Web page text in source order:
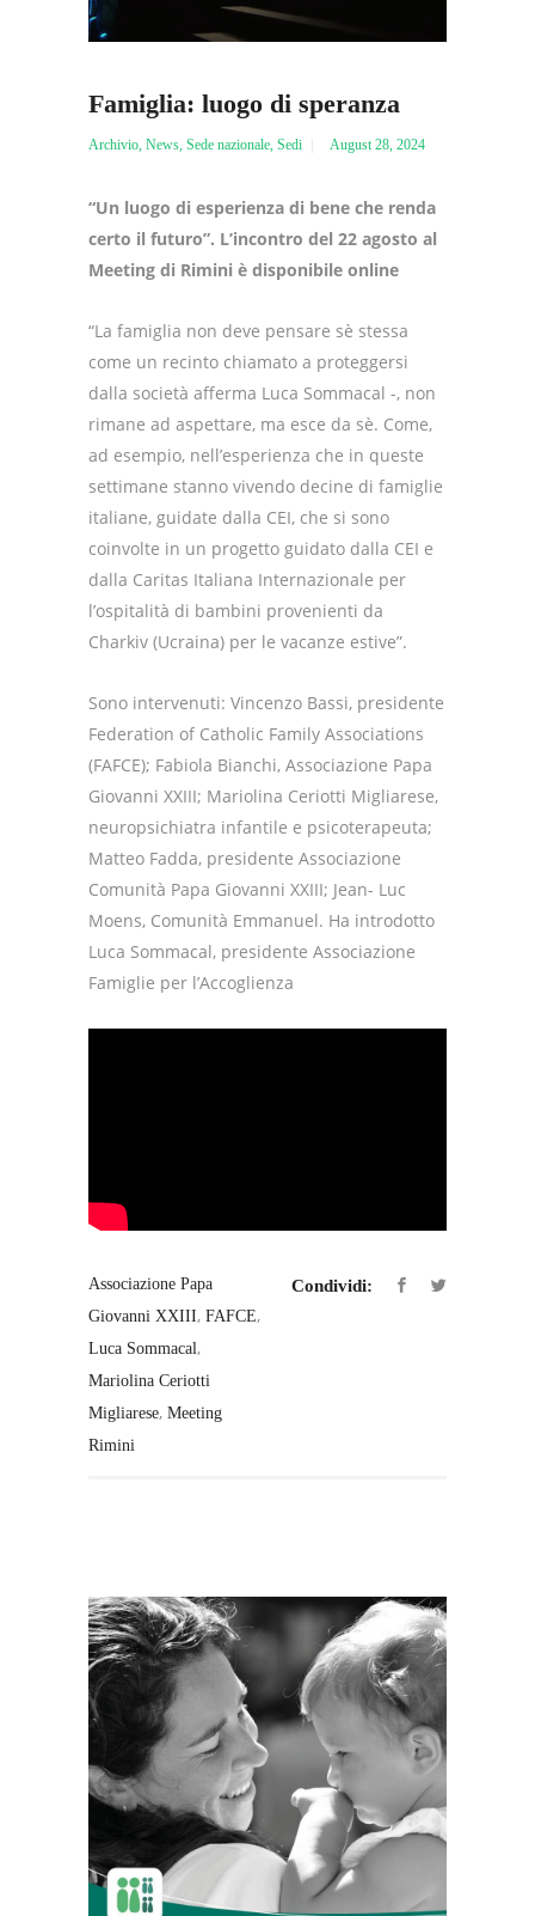
Famiglia: luogo di speranza
Archivio News Sede nazionale Sedi August 28, 2024
“Un luogo di esperienza di bene che renda
certo il futuro”. L’incontro del 22 agosto al
Meeting di Rimini è disponibile online
“La famiglia non deve pensare sè stessa
come un recinto chiamato a proteggersi
dalla società afferma Luca Sommacal -, non
rimane ad aspettare, ma esce da sè. Come,
ad esempio, nell’esperienza che in queste
settimane stanno vivendo decine di famiglie
italiane, guidate dalla CEI, che si sono
coinvolte in un progetto guidato dalla CEI e
dalla Caritas Italiana Internazionale per
l’ospitalità di bambini provenienti da
Charkiv (Ucraina) per le vacanze estive”.
Sono intervenuti: Vincenzo Bassi, presidente
Federation of Catholic Family Associations
(FAFCE); Fabiola Bianchi, Associazione Papa
Giovanni XXIII; Mariolina Ceriotti Migliarese,
neuropsichiatra infantile e psicoterapeuta;
Matteo Fadda, presidente Associazione
Comunità Papa Giovanni XXIII; Jean- Luc
Moens, Comunità Emmanuel. Ha introdotto
Luca Sommacal, presidente Associazione
Famiglie per l’Accoglienza
Associazione Papa
Giovanni XXIII, FAFCE,
Luca Sommacal,
Mariolina Ceriotti
Migliarese, Meeting
Rimini
Condividi: